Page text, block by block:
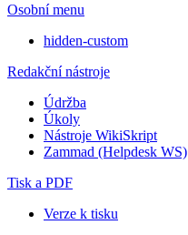
Osobní menu
hidden-custom
Redakční nástroje
Údržba
Úkoly
Nástroje WikiSkript
Zammad (Helpdesk WS)
Tisk a PDF
Verze k tisku